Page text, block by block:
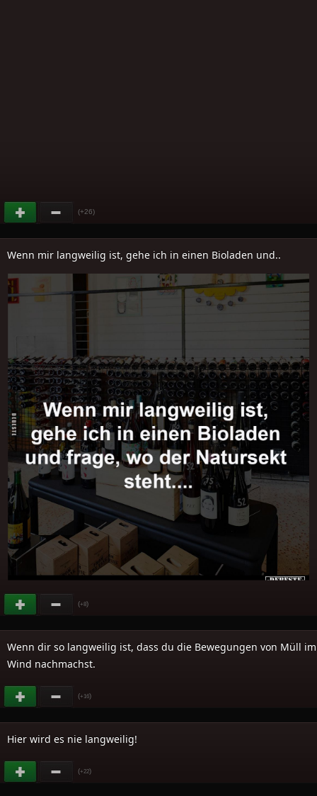
(+26)
Wenn mir langweilig ist, gehe ich in einen Bioladen und..
(+8)
Wenn dir so langweilig ist, dass du die Bewegungen von Müll im
Wind nachmachst.
(+16)
Hier wird es nie langweilig!
(+22)